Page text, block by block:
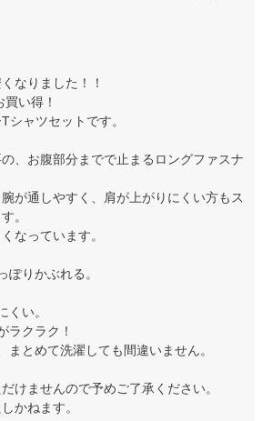
なりました！！
い得！
シャツセットです。
、お腹部分までで止まるロングファスナ
が通しやすく、肩が上がりにくい方もス
。
なっています。
ぽりかぶれる。
くい。
ラクラク！
まとめて洗濯しても間違いません。
けませんので予めご了承ください。
かねます。